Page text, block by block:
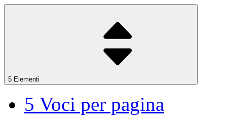
5 Elementi
5 Voci per pagina